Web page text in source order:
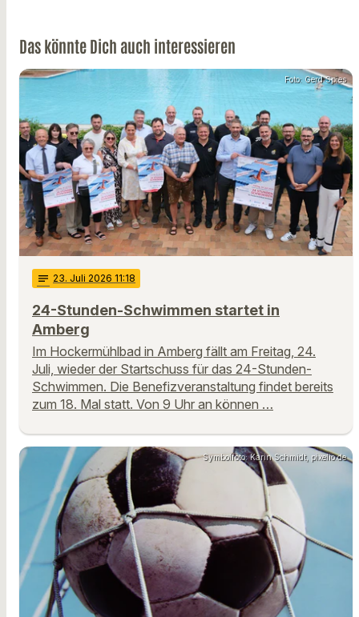
Das könnte Dich auch interessieren
Foto: Gerd Spies
notes 23. Juli 2026 11:18
24-Stunden-Schwimmen startet in
Amberg
Im Hockermühlbad in Amberg fällt am Freitag, 24.
Juli, wieder der Startschuss für das 24-Stunden-
Schwimmen. Die Benefizveranstaltung findet bereits
zum 18. Mal statt. Von 9 Uhr an können …
Symbolfoto: Karin Schmidt, pixelio.de